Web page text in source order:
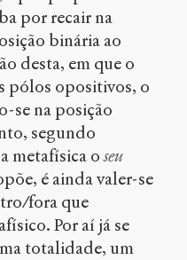
por recair na
binária ao
desta, em que o
pólos opositivos, o
se na posição
segundo
metafísica oseu
é ainda valer-se
fora que
Por aí já se
totalidade, um